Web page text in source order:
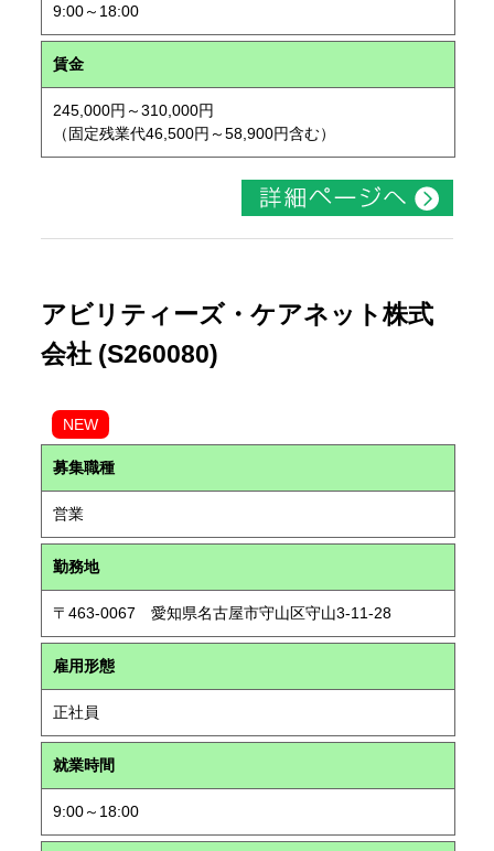
9:00～18:00
賃金
245,000円～310,000円
（固定残業代46,500円～58,900円含む）
アビリティーズ・ケアネット株式
会社 (S260080)
NEW
募集職種
営業
勤務地
〒463-0067 愛知県名古屋市守山区守山3-11-28
雇用形態
正社員
就業時間
9:00～18:00